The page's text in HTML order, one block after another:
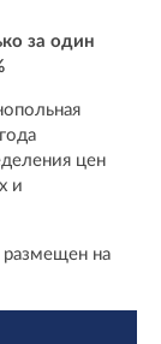
за один
цен
и
на